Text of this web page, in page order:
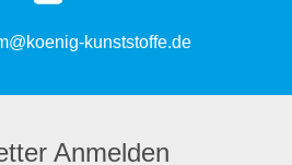
kunststoffe.de
Anmelden